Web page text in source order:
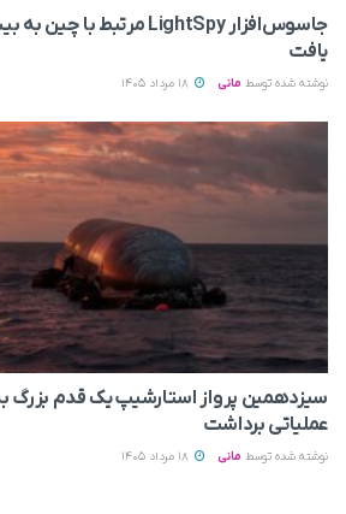
یافت
نوشته شده توسط مانی
سیزدهمین پرواز استارشیپ یک قدم بزرگ
عملیاتی برداشت
نوشته شده توسط مانی